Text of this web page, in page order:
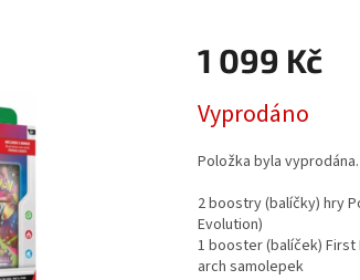
1 099 Kč
cena:
Vyprodáno
Položka byla
2 boostry (balíčky) hry
Evolution)
1 booster (balíček) First
arch samolepek